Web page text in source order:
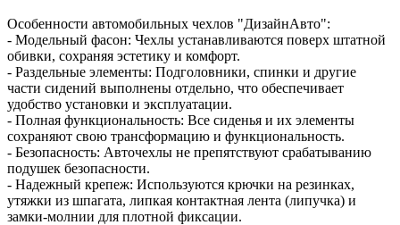
Особенности автомобильных чехлов "ДизайнАвто":
- Модельный фасон: Чехлы устанавливаются поверх штатной
обивки, сохраняя эстетику и комфорт.
- Раздельные элементы: Подголовники, спинки и другие
части сидений выполнены отдельно, что обеспечивает
удобство установки и эксплуатации.
- Полная функциональность: Все сиденья и их элементы
сохраняют свою трансформацию и функциональность.
- Безопасность: Авточехлы не препятствуют срабатыванию
подушек безопасности.
- Надежный крепеж: Используются крючки на резинках,
утяжки из шпагата, липкая контактная лента (липучка) и
замки-молнии для плотной фиксации.